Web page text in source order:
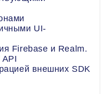
UI-
Firebase и Realm.
внешних SDK